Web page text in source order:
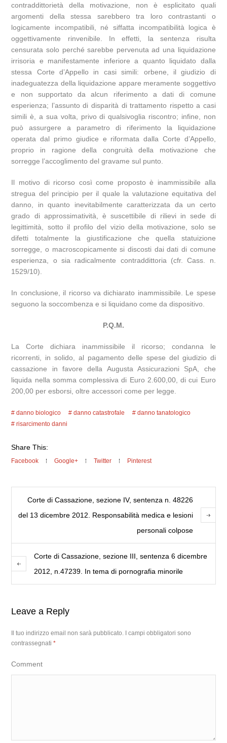
contraddittorietà della motivazione, non è esplicitato quali
argomenti della stessa sarebbero tra loro contrastanti o
logicamente incompatibili, né siffatta incompatibilità logica è
oggettivamente rinvenibile. In effetti, la sentenza risulta
censurata solo perché sarebbe pervenuta ad una liquidazione
irrisoria e manifestamente inferiore a quanto liquidato dalla
stessa Corte d’Appello in casi simili: orbene, il giudizio di
inadeguatezza della liquidazione appare meramente soggettivo
e non supportato da alcun riferimento a dati di comune
esperienza; l’assunto di disparità di trattamento rispetto a casi
simili è, a sua volta, privo di qualsivoglia riscontro; infine, non
può assurgere a parametro di riferimento la liquidazione
operata dal primo giudice e riformata dalla Corte d’Appello,
proprio in ragione della congruità della motivazione che
sorregge l’accoglimento del gravame sul punto.
Il motivo di ricorso così come proposto è inammissibile alla
stregua del principio per il quale la valutazione equitativa del
danno, in quanto inevitabilmente caratterizzata da un certo
grado di approssimatività, è suscettibile di rilievi in sede di
legittimità, sotto il profilo del vizio della motivazione, solo se
difetti totalmente la giustificazione che quella statuizione
sorregge, o macroscopicamente si discosti dai dati di comune
esperienza, o sia radicalmente contraddittoria (cfr. Cass. n.
1529/10).
In conclusione, il ricorso va dichiarato inammissibile. Le spese
seguono la soccombenza e si liquidano come da dispositivo.
P.Q.M.
La Corte dichiara inammissibile il ricorso; condanna le
ricorrenti, in solido, al pagamento delle spese del giudizio di
cassazione in favore della Augusta Assicurazioni SpA, che
liquida nella somma complessiva di Euro 2.600,00, di cui Euro
200,00 per esborsi, oltre accessori come per legge.
danno biologico danno catastrofale
danno tanatologico
risarcimento danni
Share This:
Facebook Google+ Twitter Pinterest
Corte di Cassazione, sezione IV, sentenza n. 48226
del 13 dicembre 2012. Responsabilità medica e lesioni
personali colpose
Corte di Cassazione, sezione III, sentenza 6 dicembre
2012, n.47239. In tema di pornografia minorile
Leave a Reply
Il tuo indirizzo email non sarà pubblicato. I campi obbligatori sono
contrassegnati*
Comment